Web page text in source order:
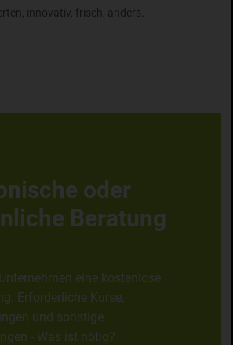
innovativ, frisch, anders.
oder
Beratung
eine kostenlose
Erforderliche Kurse,
und sonstige
- Was ist nötig?